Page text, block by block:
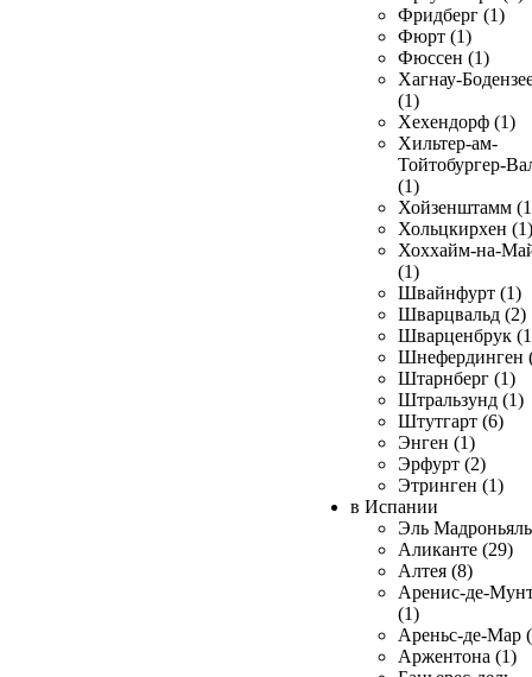
Фридберг (1)
Фюрт (1)
Фюссен (1)
Хагнау-
(1)
Хехендорф (1)
Хильтер-ам-
Тойтобургер-
(1)
Хойзенштамм
Хольцкирхен (1)
Хоххайм-на-
(1)
Швайнфурт (1)
Шварцвальд (2)
Шварценбрук
Шнефердинген
Штарнберг (1)
Штральзунд (1)
Штутгарт (6)
Энген (1)
Эрфурт (2)
Этринген (1)
в Испании
Эль
Аликанте (29)
Алтея (8)
Аренис-де-
(1)
Ареньс-де-Мар
Аржентона (1)